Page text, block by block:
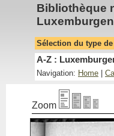
Bibliothèque
Sélection du type
A-Z :
Navigation: Home
Zoom